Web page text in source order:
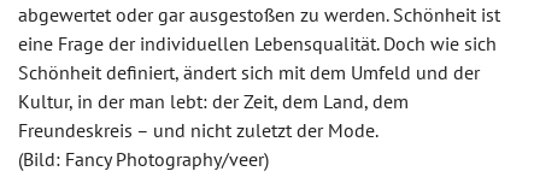
abgewertet oder gar ausgestoßen zu werden. Schönheit ist
eine Frage der individuellen Lebensqualität. Doch wie sich
Schönheit definiert, ändert sich mit dem Umfeld und der
Kultur, in der man lebt: der Zeit, dem Land, dem
Freundeskreis – und nicht zuletzt der Mode.
(Bild: Fancy Photography/veer)